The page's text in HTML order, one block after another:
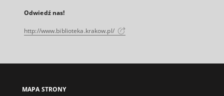
Odwiedź nas!
http://www.biblioteka.krakow.pl/
MAPA STRONY